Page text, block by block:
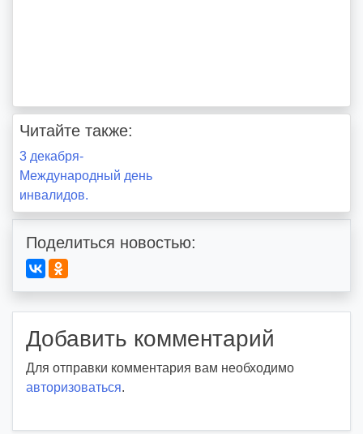
Читайте также:
Навигация
по
записям
3 декабря-
Международный день
инвалидов.
Поделиться новостью:
Добавить комментарий
Для отправки комментария вам необходимо
авторизоваться.